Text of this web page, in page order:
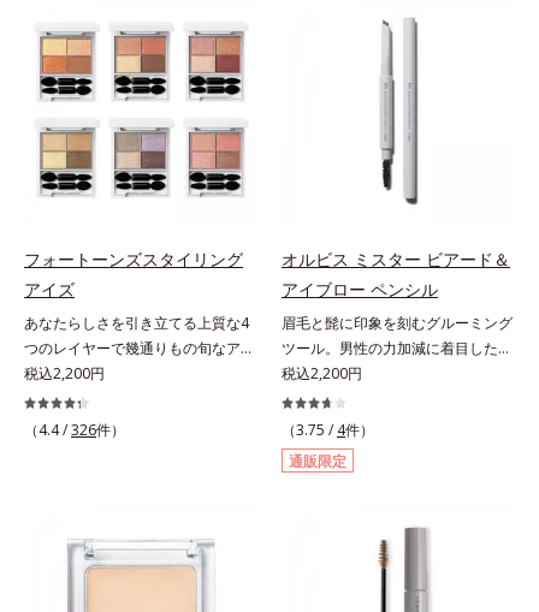
ラスできます。アイラインを描いた
後に、後ろに付いているチップでま
つ毛の間を埋めるようにぼかせば、
ぱっちりと際立つナチュラルな目元
が完成します。汗や涙、皮脂にも強
く、美しい仕上がりを長時間キー
プ。目元ケア成分(*)で目元の負担も
軽減します。※中身を取り替えられ
パンテノール配合＝保湿成分
軽やかに描けます。ペンシルの後ろ
ので、毛流れを整えたり、色をなじ
ませたり、ラインをぼかしたりと大
活躍。これ1本で完成度の高い、ふ
んわり眉に仕上がります。※中身を
取り替えられるリフィルをご用意し
ています。* ダイマージリノール酸
イソステアリル/フィトステリル）
配合＝感触向上成分
フォートーンズスタイリング
アイズ
あなたらしさを引き立てる上質な4
つのレイヤーで幾通りもの旬なアイ
メイクが叶う。上質なテクスチャー
と多様なカラーリングで、似合うを
知る＆楽しさを引き出す、4色のア
色だけを使って簡単に。3色使って
印象的に。4色全部使えば可能性は
税込2,200円
（4.4 /326件）
オルビス ミスター ビアード＆
アイブロー ペンシル
眉毛と髭に印象を刻むグルーミング
ツール。男性の力加減に着目した絶
妙な柔らかさと肌なじみ・密着感を
計算したフィックスブレード処方
と、テクニック不要で太い部分も細
い部分も自由自在に描き足せるマル
チブレード処方を採用。眉毛を描き
眉毛を描くことができます。なりた
い印象や髪色に合わせて選べる2色
展開。ブレイブグレー：きりっとし
た精悍な印象に導くシックグレー。
税込2,200円
（3.75 / 4件）
通販限定